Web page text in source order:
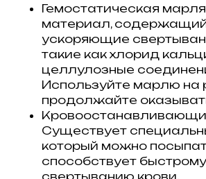
Гемостатическая
материал,
ускоряющие
такие как хлорид
целлулозные
Используйте марлю на
продолжайте
Существует
который можно
способствует быстрому
свертыванию крови.